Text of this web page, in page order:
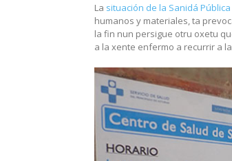
La situación de la Sanidá
humanos y materiales, ta
la fin nun persigue otru oxetu
a la xente enfermo a recurrir a